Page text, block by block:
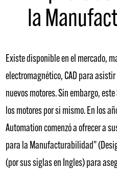
la
Existe disponible en el mercado,
electromagnético, CAD para
nuevos motores. Sin embargo,
los motores por si mismo. En los
Automation comenzó a ofrecer a
para la Manufacturabilidad”
(por sus siglas en Ingles) para